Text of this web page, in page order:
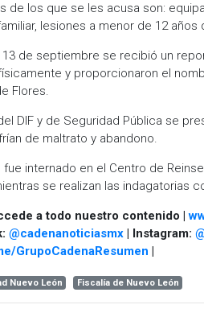
de los que se les acusa son:
lesiones a menor de 12
13 de septiembre se recibió un
y proporcionaron el
Flores.
DIF y de Seguridad Pública se
de maltrato y abandono.
fue internado en el Centro de
se realizan las indagatorias
a todo nuestro contenido |
@cadenanoticiasmx | Instagram:
GrupoCadenaResumen |
Nuevo León Fiscalía de Nuevo León